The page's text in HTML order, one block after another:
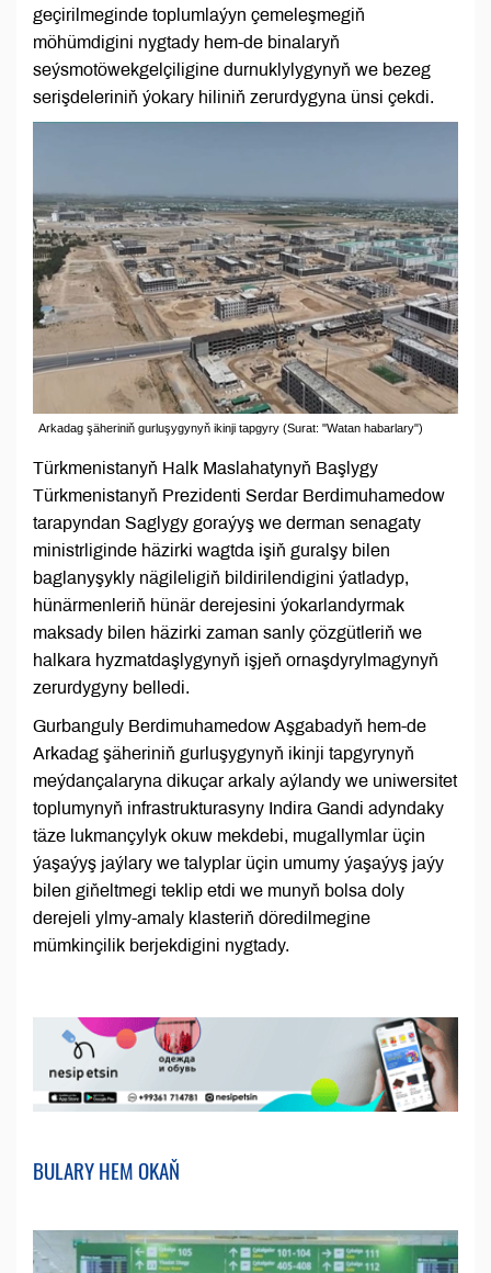
geçirilmeginde toplumlaýyn çemeleşmegiň
möhümdigini nygtady hem-de binalaryň
seýsmotöwekgelçiligine durnuklylygynyň we bezeg
serişdeleriniň ýokary hiliniň zerurdygyna ünsi çekdi.
Arkadag şäheriniň gurluşygynyň ikinji tapgyry (Surat: "Watan habarlary")
Türkmenistanyň Halk Maslahatynyň Başlygy
Türkmenistanyň Prezidenti Serdar Berdimuhamedow
tarapyndan Saglygy goraýyş we derman senagaty
ministrliginde häzirki wagtda işiň guralşy bilen
baglanyşykly nägileligiň bildirilendigini ýatladyp,
hünärmenleriň hünär derejesini ýokarlandyrmak
maksady bilen häzirki zaman sanly çözgütleriň we
halkara hyzmatdaşlygynyň işjeň ornaşdyrylmagynyň
zerurdygyny belledi.
Gurbanguly Berdimuhamedow Aşgabadyň hem-de
Arkadag şäheriniň gurluşygynyň ikinji tapgyrynyň
meýdançalaryna dikuçar arkaly aýlandy we uniwersitet
toplumynyň infrastrukturasyny Indira Gandi adyndaky
täze lukmançylyk okuw mekdebi, mugallymlar üçin
ýaşaýyş jaýlary we talyplar üçin umumy ýaşaýyş jaýy
bilen giňeltmegi teklip etdi we munyň bolsa doly
derejeli ylmy-amaly klasteriň döredilmegine
mümkinçilik berjekdigini nygtady.
BULARY HEM OKAŇ